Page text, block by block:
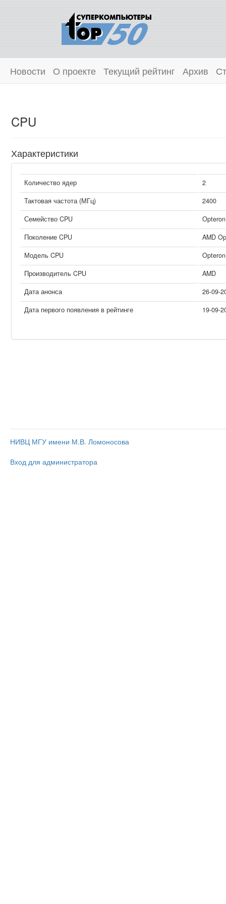
Новости О проекте Текущий рейтинг Архив
CPU
Характеристики
Количество ядер
2
Тактовая частота (МГц)
2400
Семейство CPU
Поколение CPU
AMD
Модель CPU
Производитель CPU
AMD
Дата анонса
26-09-
Дата первого появления в рейтинге
19-09-
НИВЦ МГУ имени М.В. Ломоносова
Вход для администратора